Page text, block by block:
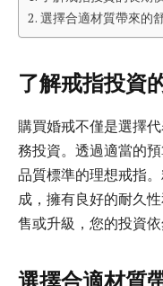
選擇合適材質帶來的
了解戒指投資
購買婚戒不僅是選擇
務投資。透過適當的
品質標準的理想戒指
成，擁有良好的耐久
售或升級，您的投資
選擇合適材質